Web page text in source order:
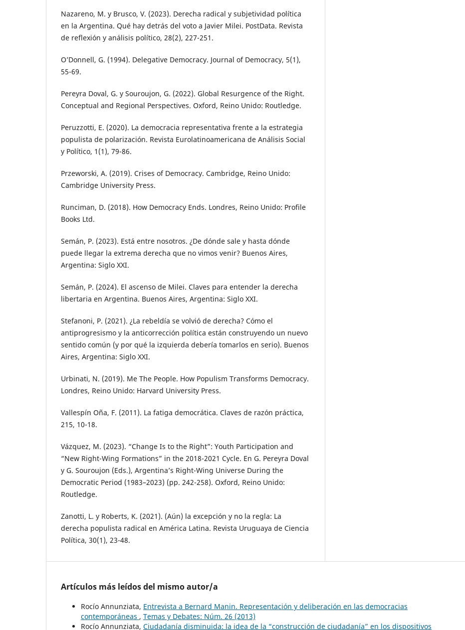
Nazareno, M. y Brusco, V. (2023). Derecha radical y subjetividad política
en la Argentina. Qué hay detrás del voto a Javier Milei. PostData. Revista
de reflexión y análisis político, 28(2), 227-251.
O’Donnell, G. (1994). Delegative Democracy. Journal of Democracy, 5(1),
55-69.
Pereyra Doval, G. y Souroujon, G. (2022). Global Resurgence of the Right.
Conceptual and Regional Perspectives. Oxford, Reino Unido: Routledge.
Peruzzotti, E. (2020). La democracia representativa frente a la estrategia
populista de polarización. Revista Eurolatinoamericana de Análisis Social
y Político, 1(1), 79-86.
Przeworski, A. (2019). Crises of Democracy. Cambridge, Reino Unido:
Cambridge University Press.
Runciman, D. (2018). How Democracy Ends. Londres, Reino Unido: Profile
Books Ltd.
Semán, P. (2023). Está entre nosotros. ¿De dónde sale y hasta dónde
puede llegar la extrema derecha que no vimos venir? Buenos Aires,
Argentina: Siglo XXI.
Semán, P. (2024). El ascenso de Milei. Claves para entender la derecha
libertaria en Argentina. Buenos Aires, Argentina: Siglo XXI.
Stefanoni, P. (2021). ¿La rebeldía se volvió de derecha? Cómo el
antiprogresismo y la anticorrección política están construyendo un nuevo
sentido común (y por qué la izquierda debería tomarlos en serio). Buenos
Aires, Argentina: Siglo XXI.
Urbinati, N. (2019). Me The People. How Populism Transforms Democracy.
Londres, Reino Unido: Harvard University Press.
Vallespín Oña, F. (2011). La fatiga democrática. Claves de razón práctica,
215, 10-18.
Vázquez, M. (2023). “Change Is to the Right”: Youth Participation and
“New Right-Wing Formations” in the 2018-2021 Cycle. En G. Pereyra Doval
y G. Souroujon (Eds.), Argentina’s Right-Wing Universe During the
Democratic Period (1983–2023) (pp. 242-258). Oxford, Reino Unido:
Routledge.
Zanotti, L. y Roberts, K. (2021). (Aún) la excepción y no la regla: La
derecha populista radical en América Latina. Revista Uruguaya de Ciencia
Política, 30(1), 23-48.
Artículos más leídos del mismo autor/a
Rocío Annunziata, Entrevista a Bernard Manin. Representación y deliberación en las democracias
contemporáneas , Temas y Debates: Núm. 26 (2013)
Rocío Annunziata, Ciudadanía disminuida: la idea de la “construcción de ciudadanía” en los dispositivos